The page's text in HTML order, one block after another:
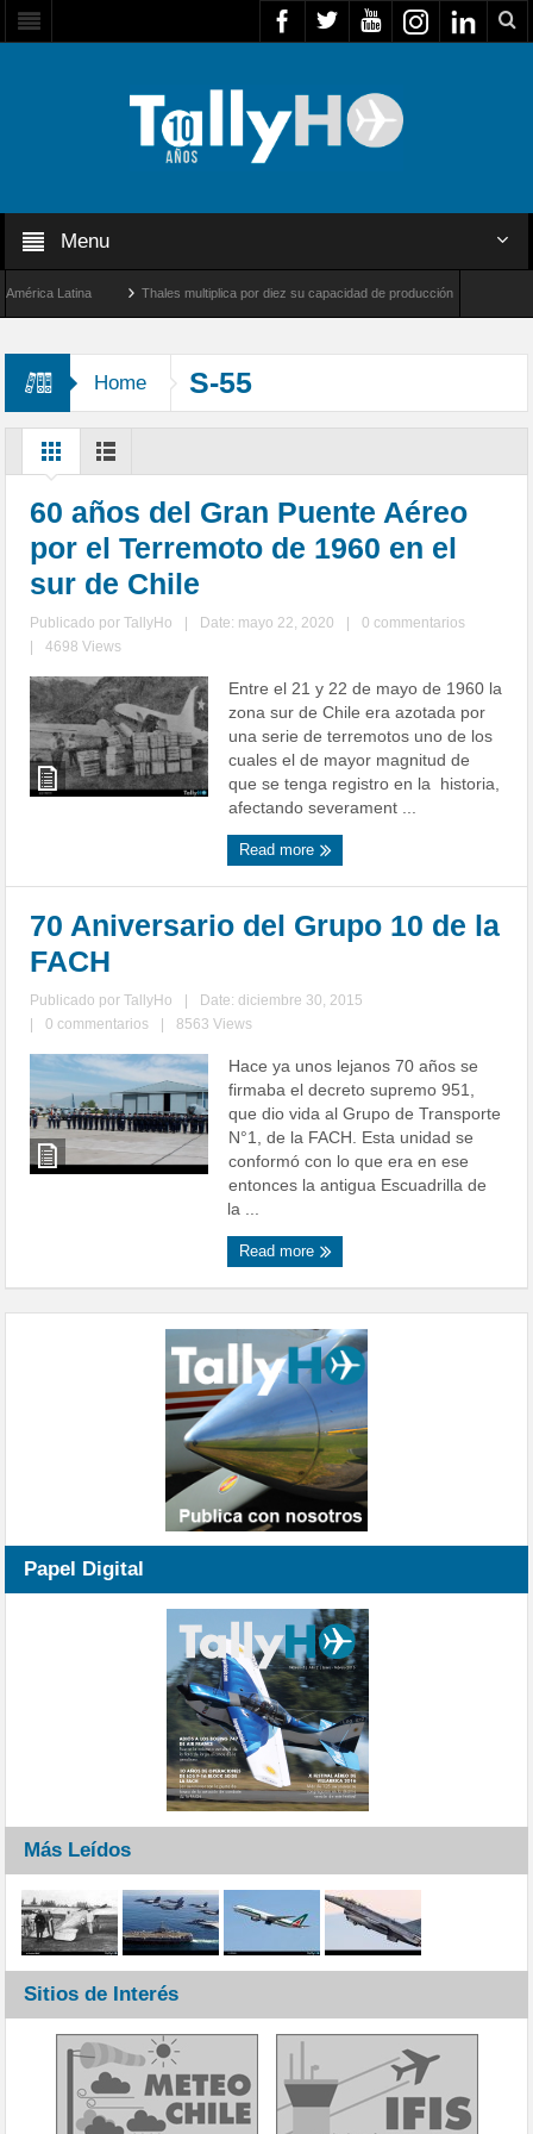
Menu
Latina Thales multiplica por diez su capacidad de producción de radares en
Home S-55
60 años del Gran Puente Aéreo
por el Terremoto de 1960 en el
sur de Chile
Publicado porTallyHo Date: mayo 22, 2020
0 commentarios
4698 Views
Entre el 21 y 22 de mayo de 1960 la
zona sur de Chile era azotada por
una serie de terremotos uno de los
cuales el de mayor magnitud de
que se tenga registro en la historia,
afectando severament ...
Read more
70 Aniversario del Grupo 10 de la
FACH
Publicado porTallyHo
Date: diciembre 30, 2015
0 commentarios 8563 Views
Hace ya unos lejanos 70 años se
firmaba el decreto supremo 951,
que dio vida al Grupo de Transporte
N°1, de la FACH. Esta unidad se
conformó con lo que era en ese
entonces la antigua Escuadrilla de
la ...
Read more
Papel Digital
Más Leídos
Sitios de Interés